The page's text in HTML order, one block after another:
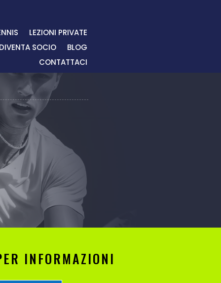
LEZIONI PRIVATE
SOCIO
BLOG
CONTATTACI
INFORMAZIONI